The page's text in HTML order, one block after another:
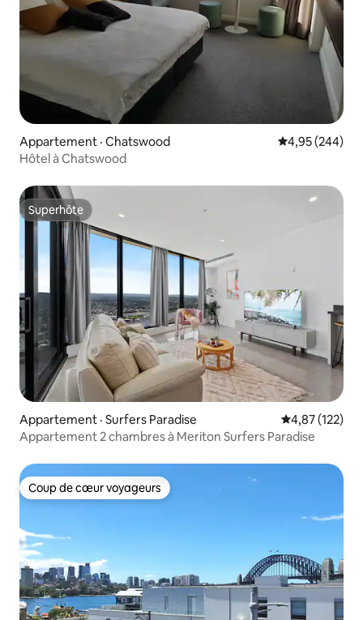
Appartement · Chatswood Note
4,95 (244)
Hôtel à Chatswood
Superhôte
Superhôte
Appartement · Surfers Paradise Note
4,87 (122)
Appartement 2 chambres à Meriton Surfers Paradise
Coup de cœur voyageurs
Coup de cœur voyageurs